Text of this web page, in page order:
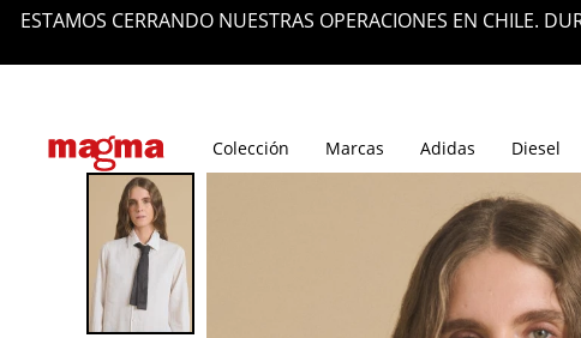
ESTAMOS CERRANDO NUESTRAS OPERACIONES EN CHILE.
Colección Marcas Adidas Diesel